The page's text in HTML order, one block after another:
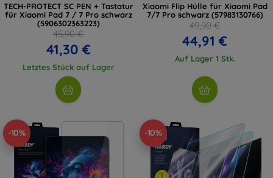
TECH-PROTECT SC PEN + Tastatur
für Xiaomi Pad 7 / 7 Pro schwarz
(5906302363223)
45,90 €
41,30 €
Letztes Stück auf Lager
Xiaomi Flip Hülle für Xiaomi Pad
7/7 Pro schwarz (57983130766)
49,90 €
44,91 €
Auf Lager 1 Stk.
-10% -10%